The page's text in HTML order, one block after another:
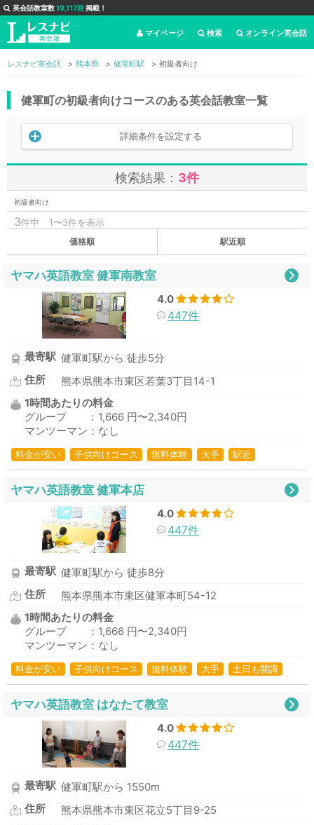
英会話教室数19,117校掲載！
オンライン英会話
検索
マイページ
レスナビ英会話 熊本県 健軍町駅 初級者向け
健軍町の初級者向けコースのある英会話教室一覧
詳細条件を設定する
検索結果： 3件
初級者向け
3件中 1〜3件を表示
価格順 駅近順
ヤマハ英語教室 健軍南教室
4.0
447件
最寄駅 健軍町駅から 徒歩5分
住所
熊本県熊本市東区若葉3丁目14-1
1時間あたりの料金
グループ ：1,666 円〜2,340円
マンツーマン：なし
料金が安い 子供向けコース 無料体験 大手 駅近
ヤマハ英語教室 健軍本店
4.0
447件
最寄駅 健軍町駅から 徒歩8分
住所
熊本県熊本市東区健軍本町54-12
1時間あたりの料金
グループ ：1,666 円〜2,340円
マンツーマン：なし
料金が安い 子供向けコース 無料体験 大手 土日も開講
ヤマハ英語教室 はなたて教室
4.0
447件
最寄駅 健軍町駅から 1550m
住所
熊本県熊本市東区花立5丁目9-25